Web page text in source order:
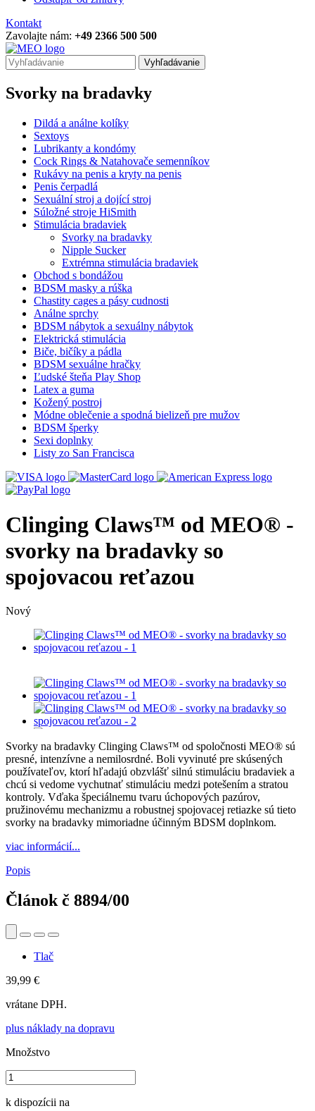
Kontakt
Zavolajte nám: +49 2366 500 500
Vyhľadávanie
Svorky na bradavky
Dildá a análne kolíky
Sextoys
Lubrikanty a kondómy
Cock Rings & Natahovače semenníkov
Rukávy na penis a kryty na penis
Penis čerpadlá
Sexuální stroj a dojící stroj
Súložné stroje HiSmith
Stimulácia bradaviek
Svorky na bradavky
Nipple Sucker
Extrémna stimulácia bradaviek
Obchod s bondážou
BDSM masky a rúška
Chastity cages a pásy cudnosti
Análne sprchy
BDSM nábytok a sexuálny nábytok
Elektrická stimulácia
Biče, bičíky a pádla
BDSM sexuálne hračky
Ľudské šteňa Play Shop
Latex a guma
Kožený postroj
Módne oblečenie a spodná bielizeň pre mužov
BDSM šperky
Sexi doplnky
Listy zo San Francisca
Clinging Claws™ od MEO® -
svorky na bradavky so
spojovacou reťazou
Nový
Svorky na bradavky Clinging Claws™ od spoločnosti MEO® sú
presné, intenzívne a nemilosrdné. Boli vyvinuté pre skúsených
používateľov, ktorí hľadajú obzvlášť silnú stimuláciu bradaviek a
chcú si vedome vychutnať stimuláciu medzi potešením a stratou
kontroly. Vďaka špeciálnemu tvaru úchopových pazúrov,
pružinovému mechanizmu a robustnej spojovacej retiazke sú tieto
svorky na bradavky mimoriadne účinným BDSM doplnkom.
viac informácií...
Popis
Článok č 8894/00
Tlač
39,99 €
vrátane DPH.
plus náklady na dopravu
Množstvo
k dispozícii na